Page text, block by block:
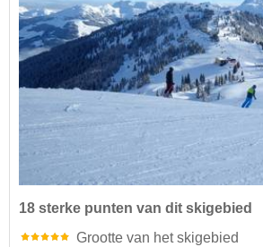
18 sterke punten van dit skigebied
Grootte van het skigebied